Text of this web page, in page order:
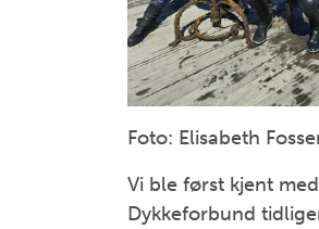
Foto: Elisabeth
Vi ble først kjent
Dykkeforbund